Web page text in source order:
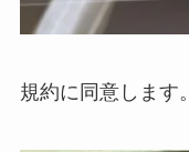
規約に同意します。